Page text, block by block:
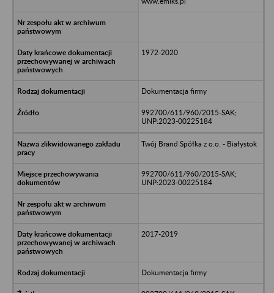
1972-2020
Dokumentacja firmy
992700/611/960/2015-SAK;
UNP:2023-00225184
Twój Brand Spółka z o.o. - Białystok
992700/611/960/2015-SAK;
UNP:2023-00225184
2017-2019
Dokumentacja firmy